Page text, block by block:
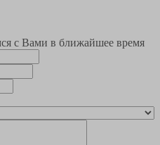
с Вами в ближайшее время